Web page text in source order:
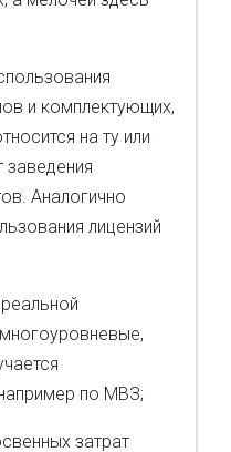
и комплектующих,
на ту или
Аналогично
лицензий
по МВЗ;
затрат